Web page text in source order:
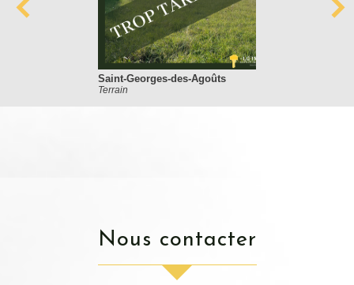
Saint-Georges-des-Agoûts
Terrain
nous contacter